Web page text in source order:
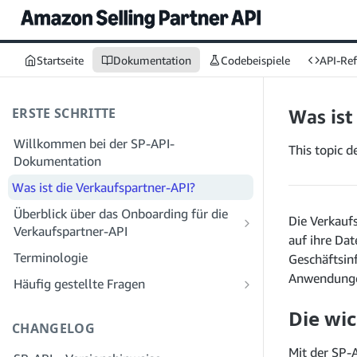
Startseite Dokumentation Codebeispiele API-
ERSTE SCHRITTE
Willkommen bei der SP-API-
Dokumentation
Was ist die Verkaufspartner-API?
Überblick über das Onboarding für die
Verkaufspartner-API
Onboarding als Entwickler
Registrierung vor
Solution Provider Portal
Onboarding als Dienstleister
von Dienstanbietern kennen
Terminologie
Häufig gestellte Fragen
Allgemeines
CHANGELOG
Was
This topic
Die
auf ihre
Die
Mit der SP-